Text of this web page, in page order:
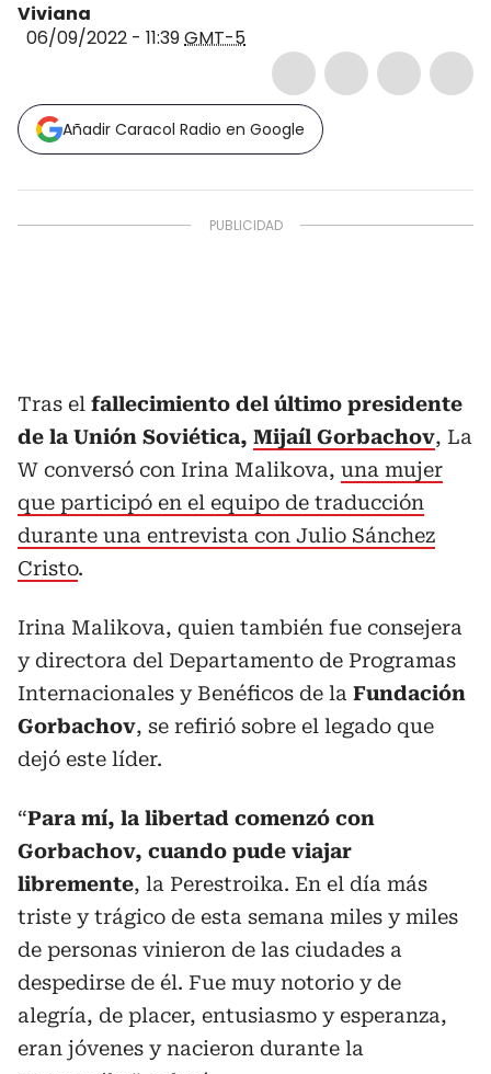
Viviana
06/09/2022 - 11:39GMT-5
Añadir Caracol Radio en Google
Tras el fallecimiento del último presidente
de la Unión Soviética, Mijaíl Gorbachov, La
W conversó con Irina Malikova, una mujer
que participó en el equipo de traducción
durante una entrevista con Julio Sánchez
Cristo.
Irina Malikova, quien también fue consejera
y directora del Departamento de Programas
Internacionales y Benéficos de la Fundación
Gorbachov, se refirió sobre el legado que
dejó este líder.
“Para mí, la libertad comenzó con
Gorbachov, cuando pude viajar
libremente, la Perestroika. En el día más
triste y trágico de esta semana miles y miles
de personas vinieron de las ciudades a
despedirse de él. Fue muy notorio y de
alegría, de placer, entusiasmo y esperanza,
eran jóvenes y nacieron durante la